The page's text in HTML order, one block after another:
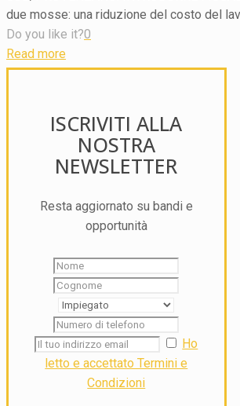
due mosse: una riduzione del costo del
Do you like it?0
Read more
ISCRIVITI ALLA
NOSTRA
NEWSLETTER
Resta aggiornato su bandi e
opportunità
Ho
letto e accettato Termini e
Condizioni